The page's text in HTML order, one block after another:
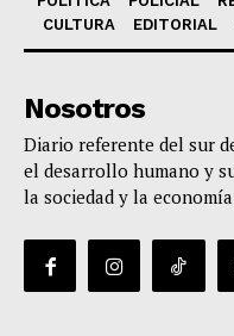
CULTURA
EDITORIAL
Nosotros
Diario referente del sur
el desarrollo humano y
la sociedad y la economía